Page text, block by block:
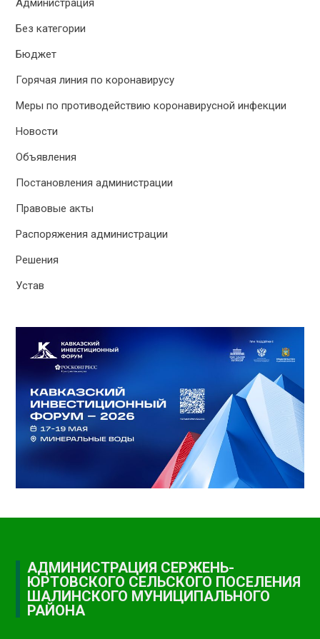
Администрация
Без категории
Бюджет
Горячая линия по коронавирусу
Меры по противодействию коронавирусной инфекции
Новости
Объявления
Постановления администрации
Правовые акты
Распоряжения администрации
Решения
Устав
АДМИНИСТРАЦИЯ СЕРЖЕНЬ-
ЮРТОВСКОГО СЕЛЬСКОГО ПОСЕЛЕНИЯ
ШАЛИНСКОГО МУНИЦИПАЛЬНОГО
РАЙОНА